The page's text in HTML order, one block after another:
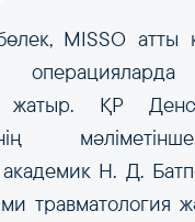
MISSO атты
операцияларда
жатыр. ҚР
Н. Д.
травматология